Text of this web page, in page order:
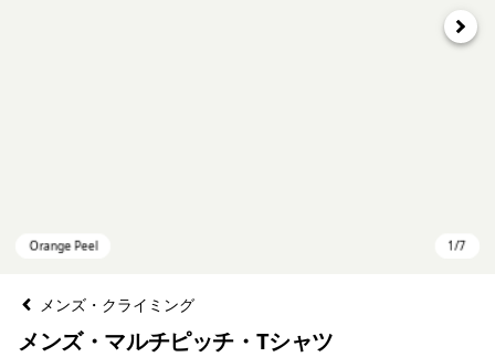
次へ
メンズ・クライミング
メンズ・マルチピッチ・Tシャツ